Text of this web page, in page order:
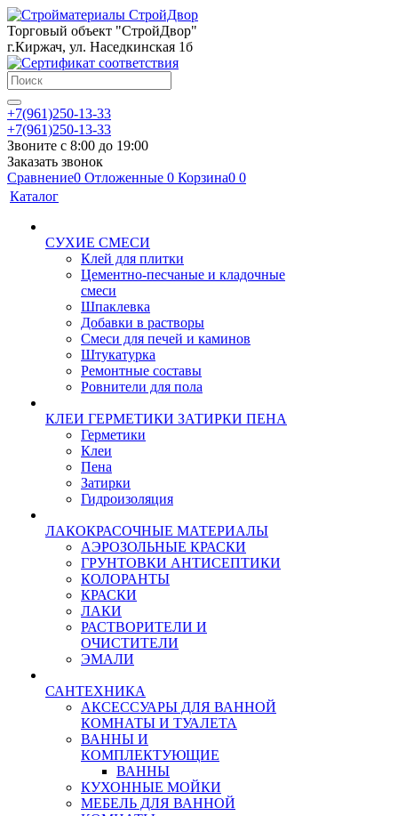
Торговый объект "СтройДвор"
г.Киржач, ул. Наседкинская 1б
+7(961)250-13-33
+7(961)250-13-33
Звоните с 8:00 до 19:00
Заказать звонок
Сравнение0 Отложенные 0 Корзина0 0
Каталог
СУХИЕ СМЕСИ
Клей для плитки
Цементно-песчаные и кладочные
смеси
Шпаклевка
Добавки в растворы
Смеси для печей и каминов
Штукатурка
Ремонтные составы
Ровнители для пола
КЛЕИ ГЕРМЕТИКИ ЗАТИРКИ ПЕНА
Герметики
Клеи
Пена
Затирки
Гидроизоляция
ЛАКОКРАСОЧНЫЕ МАТЕРИАЛЫ
АЭРОЗОЛЬНЫЕ КРАСКИ
ГРУНТОВКИ АНТИСЕПТИКИ
КОЛОРАНТЫ
КРАСКИ
ЛАКИ
РАСТВОРИТЕЛИ И
ОЧИСТИТЕЛИ
ЭМАЛИ
САНТЕХНИКА
АКСЕССУАРЫ ДЛЯ ВАННОЙ
КОМНАТЫ И ТУАЛЕТА
ВАННЫ И
КОМПЛЕКТУЮЩИЕ
ВАННЫ
КУХОННЫЕ МОЙКИ
МЕБЕЛЬ ДЛЯ ВАННОЙ